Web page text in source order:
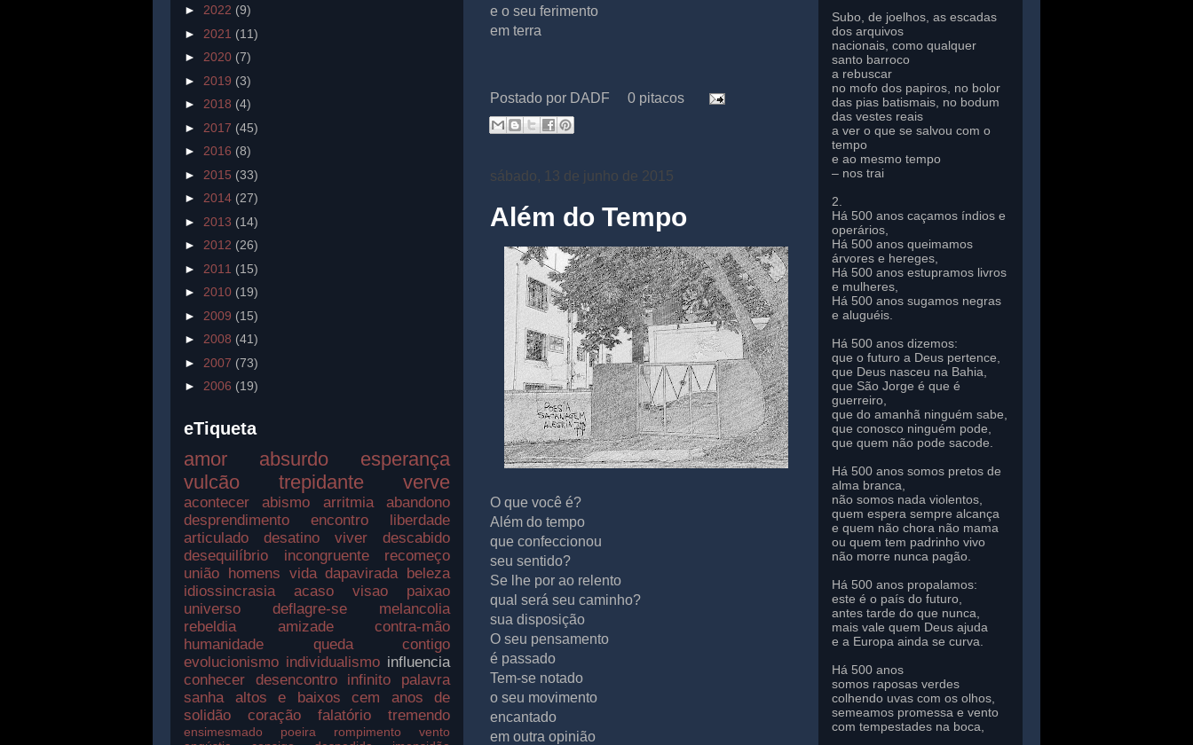
e o seu ferimento
em terra
Postado por DADF 0 pitacos
sábado, 13 de junho de 2015
Além do Tempo
O que você é?
Além do tempo
que confeccionou
seu sentido?
Se lhe por ao relento
qual será seu caminho?
sua disposição
O seu pensamento
é passado
Tem-se notado
o seu movimento
encantado
em outra opinião
► 2022 (9)
► 2021 (11)
► 2020 (7)
► 2019 (3)
► 2018 (4)
► 2017 (45)
► 2016 (8)
► 2015 (33)
► 2014 (27)
► 2013 (14)
► 2012 (26)
► 2011 (15)
► 2010 (19)
► 2009 (15)
► 2008 (41)
► 2007 (73)
► 2006 (19)
eTiqueta
amor absurdo
esperança
vulcão
trepidante verve
acontecer abismo arritmia
abandono
desprendimento
encontro
liberdade
articulado
desatino viver
descabido
desequilíbrio
incongruente
recomeço
união homens vida dapavirada beleza
idiossincrasia
acaso visao
paixao
universo
deflagre-se
melancolia
rebeldia
amizade
contra-mão
humanidade
queda
contigo
evolucionismo individualismo influencia
conhecer
desencontro infinito
palavra
sanha
altos e baixos
cem anos de
solidão
coração falatório tremendo
ensimesmado poeira rompimento
vento
Subo, de joelhos, as escadas
dos arquivos
nacionais, como qualquer
santo barroco
a rebuscar
no mofo dos papiros, no bolor
das pias batismais, no bodum
das vestes reais
a ver o que se salvou com o
tempo
e ao mesmo tempo
– nos trai
2.
Há 500 anos caçamos índios e
operários,
Há 500 anos queimamos
árvores e hereges,
Há 500 anos estupramos livros
e mulheres,
Há 500 anos sugamos negras
e aluguéis.
Há 500 anos dizemos:
que o futuro a Deus pertence,
que Deus nasceu na Bahia,
que São Jorge é que é
guerreiro,
que do amanhã ninguém sabe,
que conosco ninguém pode,
que quem não pode sacode.
Há 500 anos somos pretos de
alma branca,
não somos nada violentos,
quem espera sempre alcança
e quem não chora não mama
ou quem tem padrinho vivo
não morre nunca pagão.
Há 500 anos propalamos:
este é o país do futuro,
antes tarde do que nunca,
mais vale quem Deus ajuda
e a Europa ainda se curva.
Há 500 anos
somos raposas verdes
colhendo uvas com os olhos,
semeamos promessa e vento
com tempestades na boca,